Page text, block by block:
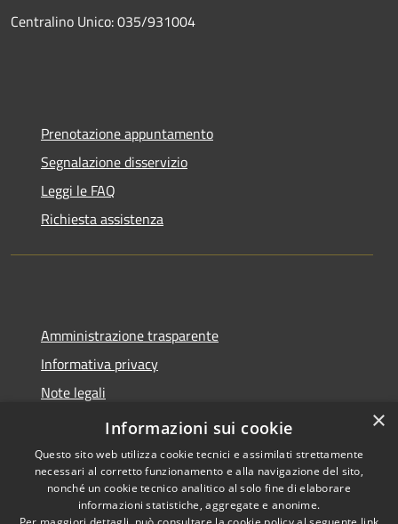
Centralino Unico: 035/931004
Prenotazione appuntamento
Segnalazione disservizio
Leggi le FAQ
Richiesta assistenza
Amministrazione trasparente
Informativa privacy
Note legali
Dichiarazione di accessibilità
Copyright © 2026 • Comune di
×
Informazioni sui cookie
Questo sito web utilizza cookie tecnici e assimilati strettamente
necessari al corretto funzionamento e alla navigazione del sito,
nonché un cookie tecnico analitico al solo fine di elaborare
informazioni statistiche, aggregate e anonime.